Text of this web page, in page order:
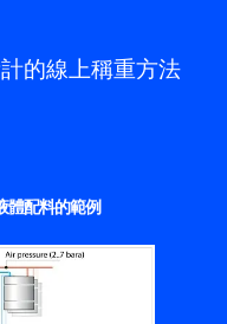
的線上稱重方法
體配料的範例